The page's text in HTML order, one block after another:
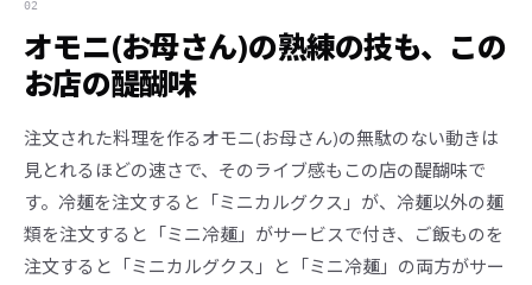
02
オモニ(お母さん)の熟練の技も、この
お店の醍醐味
注文された料理を作るオモニ(お母さん)の無駄のない動きは
見とれるほどの速さで、そのライブ感もこの店の醍醐味で
す。冷麺を注文すると「ミニカルグクス」が、冷麺以外の麺
類を注文すると「ミニ冷麺」がサービスで付き、ご飯ものを
注文すると「ミニカルグクス」と「ミニ冷麺」の両方がサー